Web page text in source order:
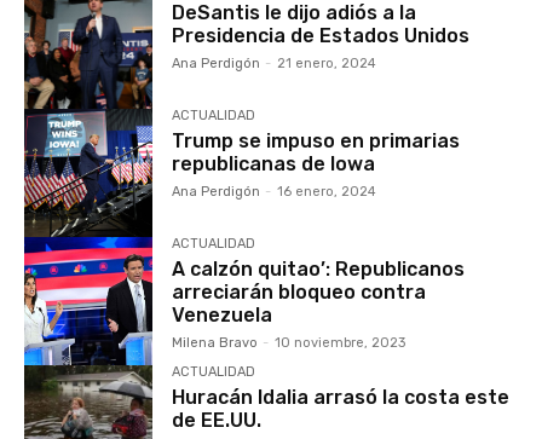
DeSantis le dijo adiós a la
Presidencia de Estados Unidos
Ana Perdigón - 21 enero, 2024
ACTUALIDAD
Trump se impuso en primarias
republicanas de Iowa
Ana Perdigón - 16 enero, 2024
ACTUALIDAD
A calzón quitao’: Republicanos
arreciarán bloqueo contra
Venezuela
Milena Bravo - 10 noviembre, 2023
ACTUALIDAD
Huracán Idalia arrasó la costa este
de EE.UU.